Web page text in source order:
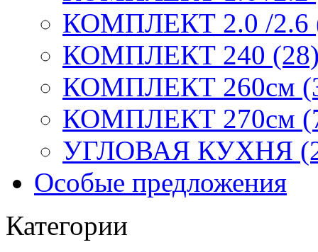
КОМПЛЕКТ 2.0 /2.6
КОМПЛЕКТ 240
КОМПЛЕКТ 260см
КОМПЛЕКТ 270см
УГЛОВАЯ КУХНЯ
Особые предложения
Категории